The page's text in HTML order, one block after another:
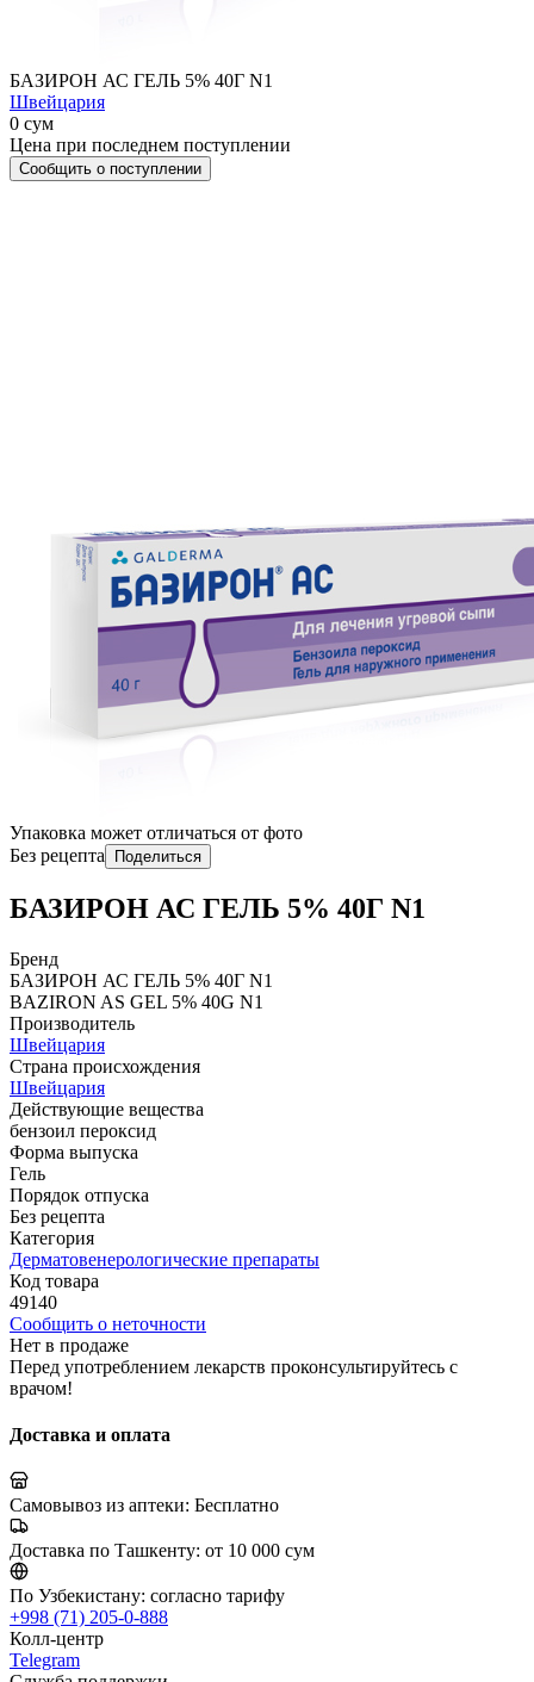
БАЗИРОН АС ГЕЛЬ 5% 40Г N1
Швейцария
0 сум
Цена при последнем поступлении
Сообщить о поступлении
Упаковка может отличаться от фото
Без рецепта
Поделиться
БАЗИРОН АС ГЕЛЬ 5% 40Г N1
Бренд
БАЗИРОН АС ГЕЛЬ 5% 40Г N1
BAZIRON AS GЕL 5% 40G N1
Производитель
Швейцария
Страна происхождения
Швейцария
Действующие вещества
бензоил пероксид
Форма выпуска
Гель
Порядок отпуска
Без рецепта
Категория
Дерматовенерологические препараты
Код товара
49140
Сообщить о неточности
Нет в продаже
Перед употреблением лекарств проконсультируйтесь с
врачом!
Доставка и оплата
Самовывоз из аптеки: Бесплатно
Доставка по Ташкенту: от 10 000 сум
По Узбекистану: согласно тарифу
+998 (71) 205-0-888
Колл-центр
Telegram